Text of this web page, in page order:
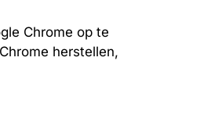
Chrome op te
herstellen,